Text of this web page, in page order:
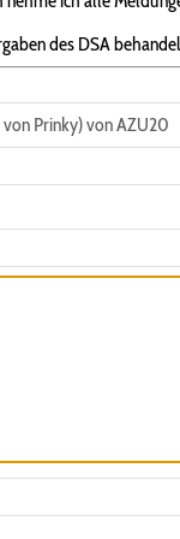
des DSA
Prinky) von AZU20